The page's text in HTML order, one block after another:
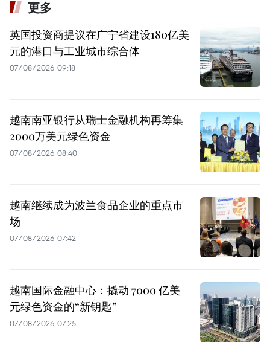
更多
英国投资商提议在广宁省建设180亿美
元的港口与工业城市综合体
07/08/2026 09:18
越南南亚银行从瑞士金融机构再筹集
2000万美元绿色资金
07/08/2026 08:40
越南继续成为波兰食品企业的重点市
场
07/08/2026 07:42
越南国际金融中心：撬动 7000 亿美
元绿色资金的“新钥匙”
07/08/2026 07:25